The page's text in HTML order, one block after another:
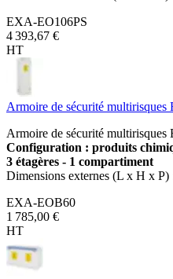
EXA-EO106PS
4 393,67 €
HT
Armoire de sécurité multirisques
Armoire de sécurité multirisques
Configuration : produits
3 étagères - 1 compartiment
Dimensions externes (L x H x P)
EXA-EOB60
1 785,00 €
HT